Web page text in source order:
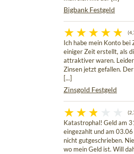
Bigbank Festgeld
Ich habe mein Konto bei
einiger Zeit erstellt, als
attraktiver waren.
Zinsen jetzt gefallen.
[...]
Zinsgold Festgeld
Katastrophal! Geld am
eingezahlt und am
nicht gutgeschrieben.
wo mein Geld ist. Will